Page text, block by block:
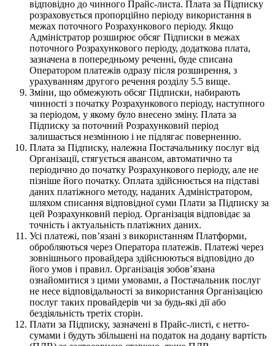
відповідно до чинного Прайс-листа. Плата за Підписку
розраховується пропорційно періоду використання в
межах поточного Розрахункового періоду. Якщо
Адміністратор розширює обсяг Підписки в межах
поточного Розрахункового періоду, додаткова плата,
зазначена в попередньому реченні, буде списана
Оператором платежів одразу після розширення, з
урахуванням другого речення розділу 5.5 вище.
Зміни, що обмежують обсяг Підписки, набирають
чинності з початку Розрахункового періоду, наступного
за періодом, у якому було внесено зміну. Плата за
Підписку за поточний Розрахунковий період
залишається незмінною і не підлягає поверненню.
Плата за Підписку, належна Постачальнику послуг від
Організації, стягується авансом, автоматично та
періодично до початку Розрахункового періоду, але не
пізніше його початку. Оплата здійснюється на підставі
даних платіжного методу, наданих Адміністратором,
шляхом списання відповідної суми Плати за Підписку за
цей Розрахунковий період. Організація відповідає за
точність і актуальність платіжних даних.
Усі платежі, повʼязані з використанням Платформи,
обробляються через Оператора платежів. Платежі через
зовнішнього провайдера здійснюються відповідно до
його умов і правил. Організація зобовʼязана
ознайомитися з цими умовами, а Постачальник послуг
не несе відповідальності за використання Організацією
послуг таких провайдерів чи за будь-які дії або
бездіяльність третіх сторін.
Плати за Підписку, зазначені в Прайс-листі, є нетто-
сумами і будуть збільшені на податок на додану вартість